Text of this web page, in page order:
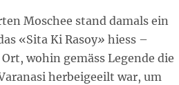
Moschee stand damals ein
«Sita Ki Rasoy» hiess –
wohin gemäss Legende die
herbeigeeilt war, um